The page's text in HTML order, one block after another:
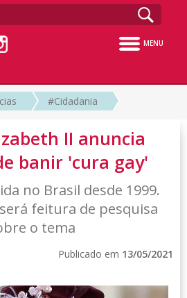
MENU
#Cidadania
II anuncia
banir 'cura gay'
no Brasil desde 1999.
feitura de pesquisa
o tema
Publicado em 13/05/2021